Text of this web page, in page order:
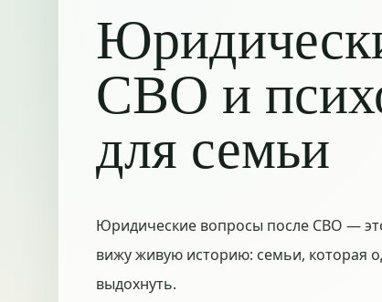
СВО и
для семьи
Юридические вопросы после СВО —
вижу живую историю: семьи, которая
выдохнуть.